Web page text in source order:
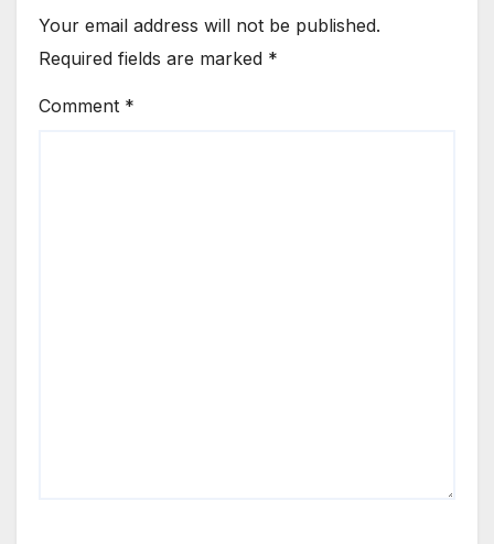
Your email address will not be published.
Required fields are marked *
Comment *